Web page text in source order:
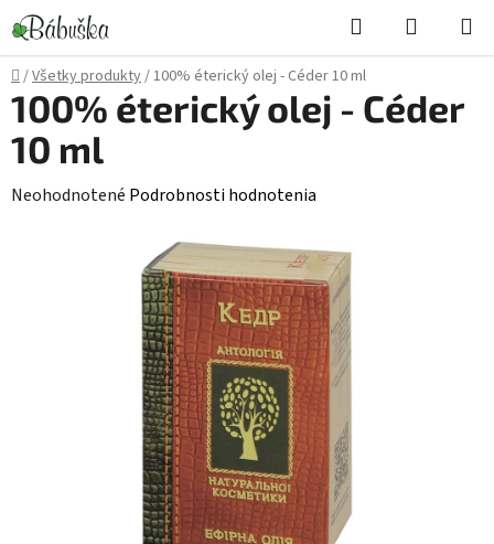
Prejsť
na
obsah
Hľadať
KOŠÍK
Domov
/Všetky produkty/100% éterický olej - Céder 10 ml
100% éterický olej - Céder
10 ml
Priemerné
Neohodnotené Podrobnosti hodnotenia